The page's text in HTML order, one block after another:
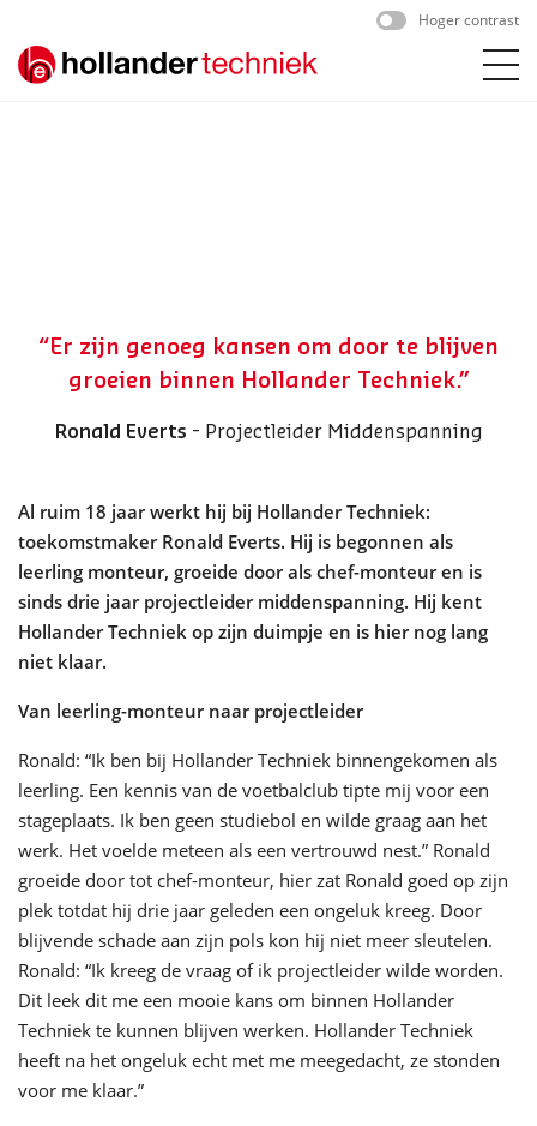
content
Hoger contrast
“Er zijn genoeg kansen om door te blijven
groeien binnen Hollander Techniek.”
Ronald Everts - Projectleider Middenspanning
Al ruim 18 jaar werkt hij bij Hollander Techniek:
toekomstmaker Ronald Everts. Hij is begonnen als
leerling monteur, groeide door als chef-monteur en is
sinds drie jaar projectleider middenspanning. Hij kent
Hollander Techniek op zijn duimpje en is hier nog lang
niet klaar.
Van leerling-monteur naar projectleider
Ronald: “Ik ben bij Hollander Techniek binnengekomen als
leerling. Een kennis van de voetbalclub tipte mij voor een
stageplaats. Ik ben geen studiebol en wilde graag aan het
werk. Het voelde meteen als een vertrouwd nest.” Ronald
groeide door tot chef-monteur, hier zat Ronald goed op zijn
plek totdat hij drie jaar geleden een ongeluk kreeg. Door
blijvende schade aan zijn pols kon hij niet meer sleutelen.
Ronald: “Ik kreeg de vraag of ik projectleider wilde worden.
Dit leek dit me een mooie kans om binnen Hollander
Techniek te kunnen blijven werken. Hollander Techniek
heeft na het ongeluk echt met me meegedacht, ze stonden
voor me klaar.”